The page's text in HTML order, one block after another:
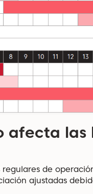
afecta
de
ajustadas